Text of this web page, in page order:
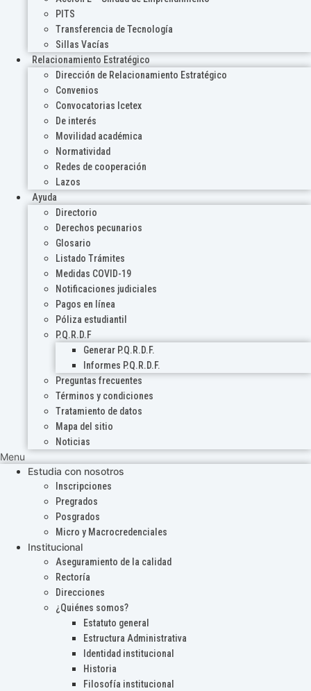
PITS
Transferencia de Tecnología
Sillas Vacías
Relacionamiento Estratégico
Dirección de Relacionamiento Estratégico
Convenios
Convocatorias Icetex
De interés
Movilidad académica
Normatividad
Redes de cooperación
Lazos
Ayuda
Directorio
Derechos pecunarios
Glosario
Listado Trámites
Medidas COVID-19
Notificaciones judiciales
Pagos en línea
Póliza estudiantil
P.Q.R.D.F
Generar P.Q.R.D.F.
Informes P.Q.R.D.F.
Preguntas frecuentes
Términos y condiciones
Tratamiento de datos
Mapa del sitio
Noticias
Menu
Estudia con nosotros
Inscripciones
Pregrados
Posgrados
Micro y Macrocredenciales
Institucional
Aseguramiento de la calidad
Rectoría
Direcciones
¿Quiénes somos?
Estatuto general
Estructura Administrativa
Identidad institucional
Historia
Filosofía institucional